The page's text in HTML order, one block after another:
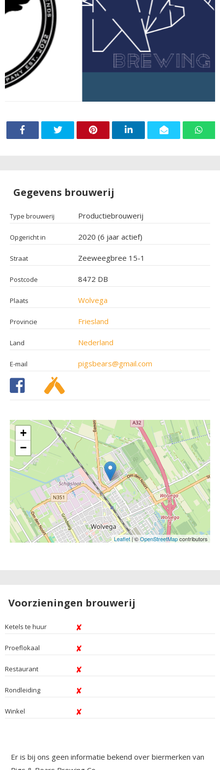
Gegevens brouwerij
Type brouwerij Productiebrouwerij
Opgericht in 2020 (6 jaar actief)
Straat Zeeweegbree 15-1
Postcode 8472 DB
Plaats Wolvega
Provincie Friesland
Land Nederland
E-mail pigsbears@gmail.com
+
−
Leaflet| ©OpenStreetMapcontributors
Voorzieningen brouwerij
Ketels te huur
Proeflokaal
Restaurant
Rondleiding
Winkel
Er is bij ons geen informatie bekend over biermerken van